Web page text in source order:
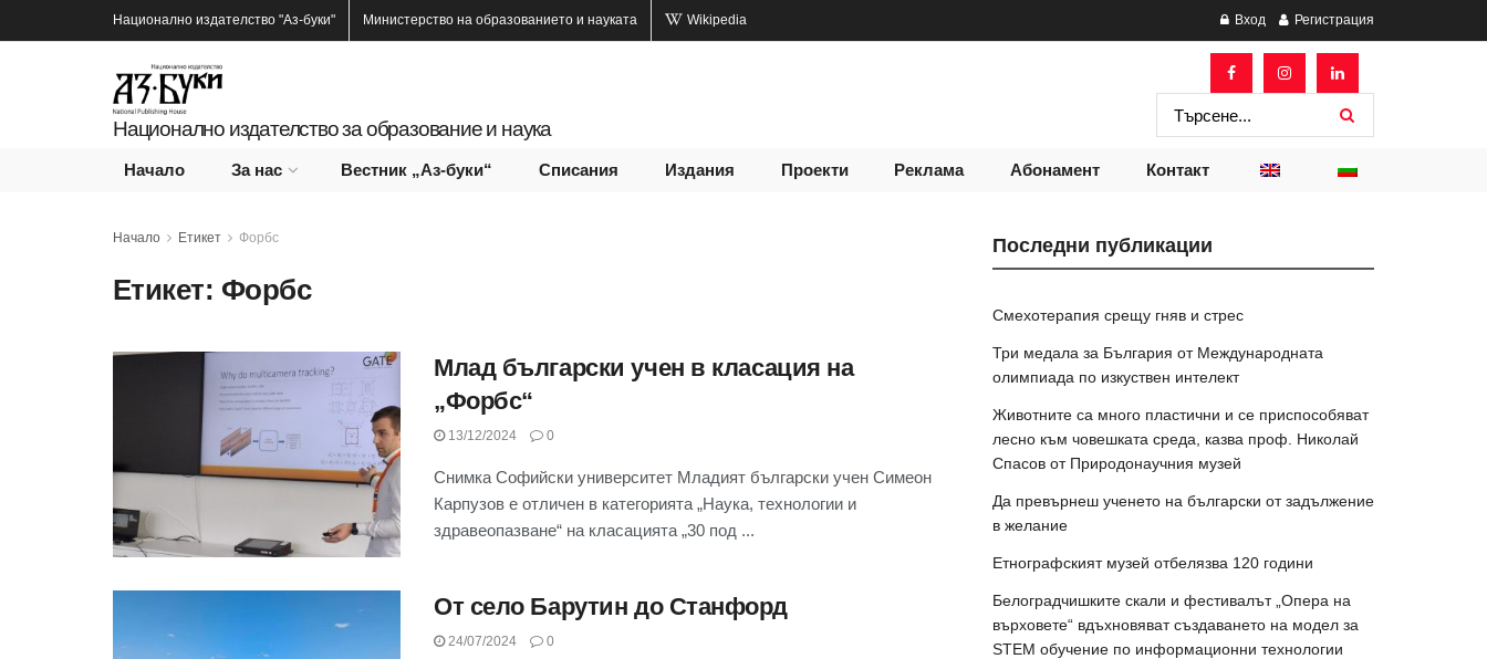
Национално издателство "Аз-буки" Министерство на образованието и науката Wikipedia Вход Регистрация
Национално издателство за образование и наука
Начало За нас Вестник „Аз-буки“ Списания Издания Проекти Реклама Абонамент Контакт
Начало Етикет Форбс
Етикет: Форбс
Млад български учен в класация на
„Форбс“
13/12/2024 0
Снимка Софийски университет Младият български учен Симеон
Карпузов е отличен в категорията „Наука, технологии и
здравеопазване“ на класацията „30 под ...
От село Барутин до Станфорд
24/07/2024 0
Последни публикации
Смехотерапия срещу гняв и стрес
Три медала за България от Международната
олимпиада по изкуствен интелект
Животните са много пластични и се приспособяват
лесно към човешката среда, казва проф. Николай
Спасов от Природонаучния музей
Да превърнеш ученето на български от задължение
в желание
Етнографският музей отбелязва 120 години
Белоградчишките скали и фестивалът „Опера на
върховете“ вдъхновяват създаването на модел за
STEM обучение по информационни технологии